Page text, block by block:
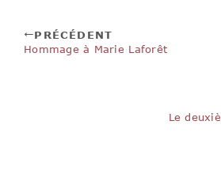
PRÉCÉDENT
Hommage à Marie Laforêt
Le